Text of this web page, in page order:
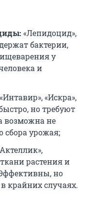
«Лепидоцид»,
бактерии,
у
и
«Интавир», «Искра»,
но требуют
возможна не
сбора урожая;
растения и
но
крайних случаях.